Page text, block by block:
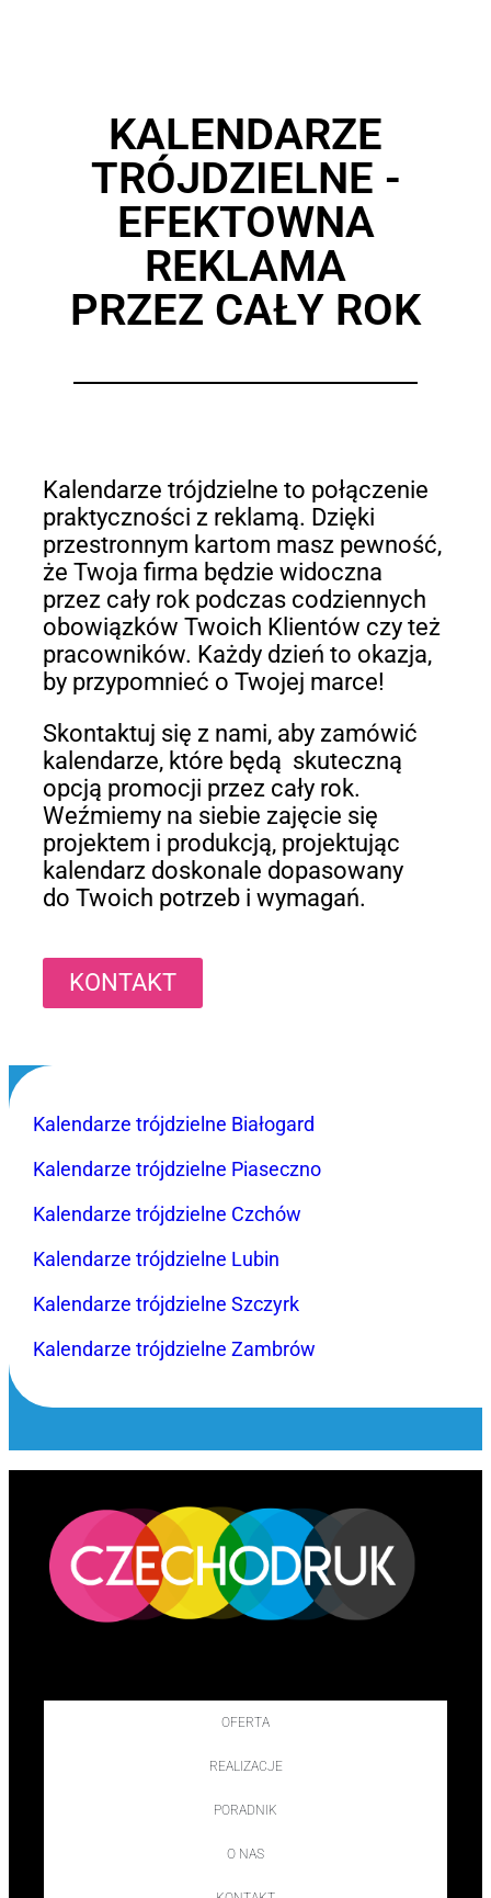
KALENDARZE
TRÓJDZIELNE -
EFEKTOWNA
REKLAMA
PRZEZ CAŁY ROK
Kalendarze trójdzielne to połączenie
praktyczności z reklamą. Dzięki
przestronnym kartom masz pewność,
że Twoja firma będzie widoczna
przez cały rok podczas codziennych
obowiązków Twoich Klientów czy też
pracowników. Każdy dzień to okazja,
by przypomnieć o Twojej marce!
Skontaktuj się z nami, aby zamówić
kalendarze, które będą skuteczną
opcją promocji przez cały rok.
Weźmiemy na siebie zajęcie się
projektem i produkcją, projektując
kalendarz doskonale dopasowany
do Twoich potrzeb i wymagań.
KONTAKT
Kalendarze trójdzielne Białogard
Kalendarze trójdzielne Piaseczno
Kalendarze trójdzielne Czchów
Kalendarze trójdzielne Lubin
Kalendarze trójdzielne Szczyrk
Kalendarze trójdzielne Zambrów
OFERTA
REALIZACJE
PORADNIK
O NAS